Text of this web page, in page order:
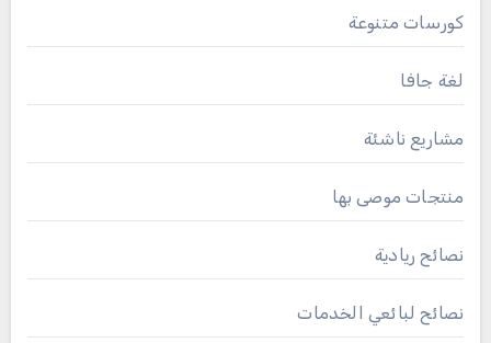
كورسات متنوعة
لغة جافا
مشاريع ناشئة
منتجات موصى بها
نصائح ريادية
نصائح لبائعي الخدمات